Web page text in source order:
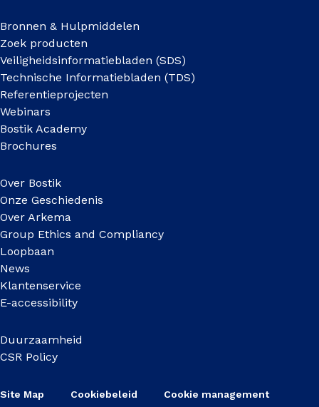
Bronnen & Hulpmiddelen
Zoek producten
Veiligheidsinformatiebladen (SDS)
Technische Informatiebladen (TDS)
Referentieprojecten
Webinars
Bostik Academy
Brochures
Over Bostik
Onze Geschiedenis
Over Arkema
Group Ethics and Compliancy
Loopbaan
News
Klantenservice
E-accessibility
Duurzaamheid
CSR Policy
Site Map Cookiebeleid Cookie management